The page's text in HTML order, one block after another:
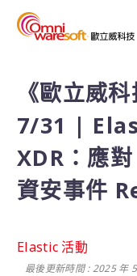
《歐立威
7/31 |
XDR：應
資安事件
Elastic 活動
最後更新時間 : 2025 年